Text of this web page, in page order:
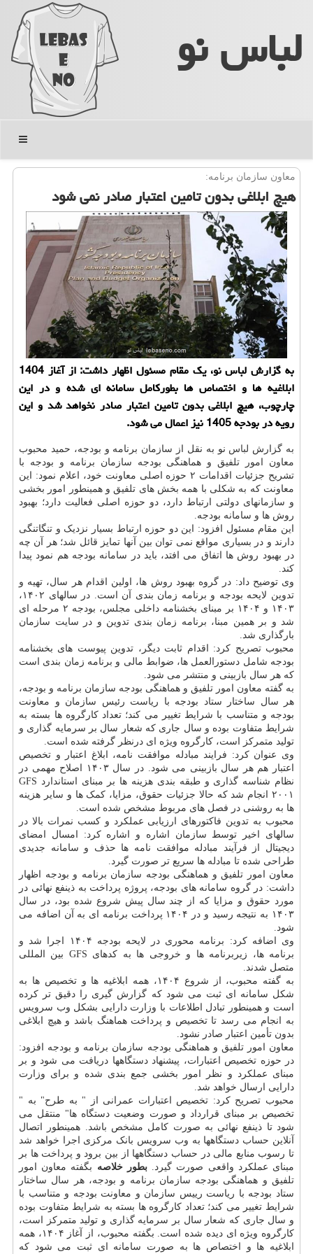
لباس نو
منو
معاون سازمان برنامه:
هیچ ابلاغی بدون تامین اعتبار صادر نمی شود
به گزارش لباس نو، یک مقام مسئول اظهار داشت: از آغاز 1404
ابلاغیه ها و اختصاص ها بطورکامل سامانه ای شده و در این
چارچوب، هیچ ابلاغی بدون تامین اعتبار صادر نخواهد شد و این
رویه در بودجه 1405 نیز اعمال می شود.
به گزارش لباس نو به نقل از سازمان برنامه و بودجه، حمید محبوب
معاون امور تلفیق و هماهنگی بودجه سازمان برنامه و بودجه با
تشریح جزئیات اقدامات ۲ حوزه اصلی معاونت خود، اعلام نمود: این
معاونت که به شکلی با همه بخش های تلفیق و همینطور امور بخشی
و سازمانهای دولتی ارتباط دارد، دو حوزه اصلی فعالیت دارد؛ بهبود
روش ها و سامانه بودجه.
این مقام مسئول افزود: این دو حوزه ارتباط بسیار نزدیک و تنگاتنگی
دارند و در بسیاری مواقع نمی توان بین آنها تمایز قائل شد؛ هر آن چه
در بهبود روش ها اتفاق می افتد، باید در سامانه بودجه هم نمود پیدا
کند.
وی توضیح داد: در گروه بهبود روش ها، اولین اقدام هر سال، تهیه و
تدوین لایحه بودجه و برنامه زمان بندی آن است. در سالهای ۱۴۰۲،
۱۴۰۳ و ۱۴۰۴ بر مبنای بخشنامه داخلی مجلس، بودجه ۲ مرحله ای
شد و بر همین مبنا، برنامه زمان بندی تدوین و در سایت سازمان
بارگذاری شد.
محبوب تصریح کرد: اقدام ثابت دیگر، تدوین پیوست های بخشنامه
بودجه شامل دستورالعمل ها، ضوابط مالی و برنامه زمان بندی است
که هر سال بازبینی و منتشر می شود.
به گفته معاون امور تلفیق و هماهنگی بودجه سازمان برنامه و بودجه،
هر سال ساختار ستاد بودجه با ریاست رئیس سازمان و معاونت
بودجه و متناسب با شرایط تغییر می کند؛ تعداد کارگروه ها بسته به
شرایط متفاوت بوده و سال جاری که شعار سال بر سرمایه گذاری و
تولید متمرکز است، کارگروه ویژه ای درنظر گرفته شده است.
وی عنوان کرد: فرایند مبادله موافقت نامه، ابلاغ اعتبار و تخصیص
اعتبار هم هر سال بازبینی می شود. در سال ۱۴۰۳ اصلاح مهمی در
نظام شناسه گذاری و طبقه بندی هزینه ها بر مبنای استاندارد GFS
۲۰۰۱ انجام شد که حالا جزئیات حقوق، مزایا، کمک ها و سایر هزینه
ها به روشنی در فصل های مربوط مشخص شده است.
محبوب به تدوین فاکتورهای ارزیابی عملکرد و کسب نمرات بالا در
سالهای اخیر توسط سازمان اشاره و اشاره کرد: امسال امضای
دیجیتال از فرآیند مبادله موافقت نامه ها حذف و سامانه جدیدی
طراحی شده تا مبادله ها سریع تر صورت گیرد.
معاون امور تلفیق و هماهنگی بودجه سازمان برنامه و بودجه اظهار
داشت: در گروه سامانه های بودجه، پروژه پرداخت به ذینفع نهائی در
مورد حقوق و مزایا که از چند سال پیش شروع شده بود، در سال
۱۴۰۳ به نتیجه رسید و در ۱۴۰۴ پرداخت برنامه ای به آن اضافه می
شود.
وی اضافه کرد: برنامه محوری در لایحه بودجه ۱۴۰۴ اجرا شد و
برنامه ها، زیربرنامه ها و خروجی ها به کدهای GFS بین المللی
متصل شدند.
به گفته محبوب، از شروع ۱۴۰۴، همه ابلاغیه ها و تخصیص ها به
شکل سامانه ای ثبت می شود که گزارش گیری را دقیق تر کرده
است و همینطور تبادل اطلاعات با وزارت دارایی بشکل وب سرویس
به انجام می رسد تا تخصیص و پرداخت هماهنگ باشد و هیچ ابلاغی
بدون تأمین اعتبار صادر نشود.
معاون امور تلفیق و هماهنگی بودجه سازمان برنامه و بودجه افزود:
در حوزه تخصیص اعتبارات، پیشنهاد دستگاهها دریافت می شود و بر
مبنای عملکرد و نظر امور بخشی جمع بندی شده و برای وزارت
دارایی ارسال خواهد شد.
محبوب تصریح کرد: تخصیص اعتبارات عمرانی از " به طرح" به "
تخصیص بر مبنای قرارداد و صورت وضعیت دستگاه ها" منتقل می
شود تا ذینفع نهائی به صورت کامل مشخص باشد. همینطور اتصال
آنلاین حساب دستگاهها به وب سرویس بانک مرکزی اجرا خواهد شد
تا رسوب منابع مالی در حساب دستگاهها از بین برود و پرداخت ها بر
مبنای عملکرد واقعی صورت گیرد.بطور خلاصه بگفته معاون امور
تلفیق و هماهنگی بودجه سازمان برنامه و بودجه، هر سال ساختار
ستاد بودجه با ریاست رییس سازمان و معاونت بودجه و متناسب با
شرایط تغییر می کند؛ تعداد کارگروه ها بسته به شرایط متفاوت بوده
و سال جاری که شعار سال بر سرمایه گذاری و تولید متمرکز است،
کارگروه ویژه ای دیده شده است. بگفته محبوب، از آغاز ۱۴۰۴، همه
ابلاغیه ها و اختصاص ها به صورت سامانه ای ثبت می شود که